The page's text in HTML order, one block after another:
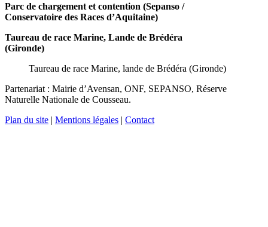
Parc de chargement et contention (Sepanso /
Conservatoire des Races d’Aquitaine)
Taureau de race Marine, Lande de Brédéra
(Gironde)
Taureau de race Marine, lande de Brédéra (Gironde)
Partenariat : Mairie d’Avensan, ONF, SEPANSO, Réserve
Naturelle Nationale de Cousseau.
Plan du site | Mentions légales | Contact